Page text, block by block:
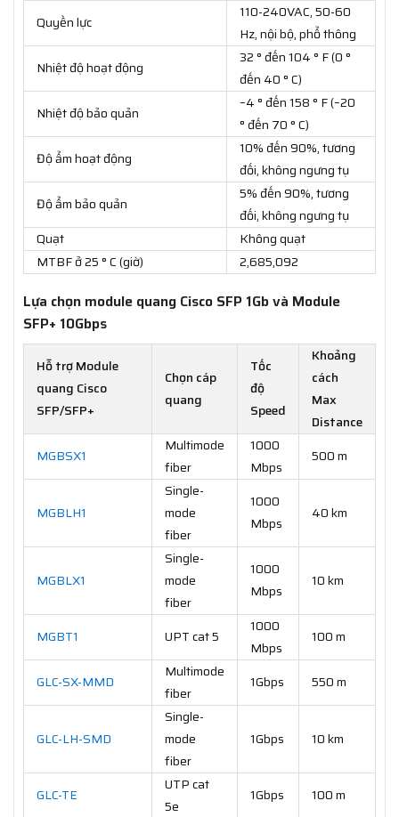
Quyền lực
110-240VAC, 50-60
Hz, nội bộ, phổ thông
Nhiệt độ hoạt động
32 ° đến 104 ° F (0 °
đến 40 ° C)
Nhiệt độ bảo quản
–4 ° đến 158 ° F (–20
° đến 70 ° C)
Độ ẩm hoạt động
10% đến 90%, tương
đối, không ngưng tụ
Độ ẩm bảo quản
5% đến 90%, tương
đối, không ngưng tụ
Quạt
Không quạt
MTBF ở 25 ° C (giờ)
2,685,092
Lựa chọn module quang Cisco SFP 1Gb và Module
SFP+ 10Gbps
Hỗ trợ Module
quang Cisco
SFP/SFP+
Chọn cáp
quang
Tốc
độ
Speed
Khoảng
cách
Max
Distance
MGBSX1
Multimode
fiber
1000
Mbps
500 m
MGBLH1
Single-
mode
fiber
1000
Mbps
40 km
MGBLX1
Single-
mode
fiber
1000
Mbps
10 km
MGBT1 UPT cat 5
1000
Mbps
100 m
GLC-SX-MMD
Multimode
fiber
1Gbps 550 m
GLC-LH-SMD
Single-
mode
fiber
1Gbps 10 km
GLC-TE
UTP cat
5e
1Gbps 100 m